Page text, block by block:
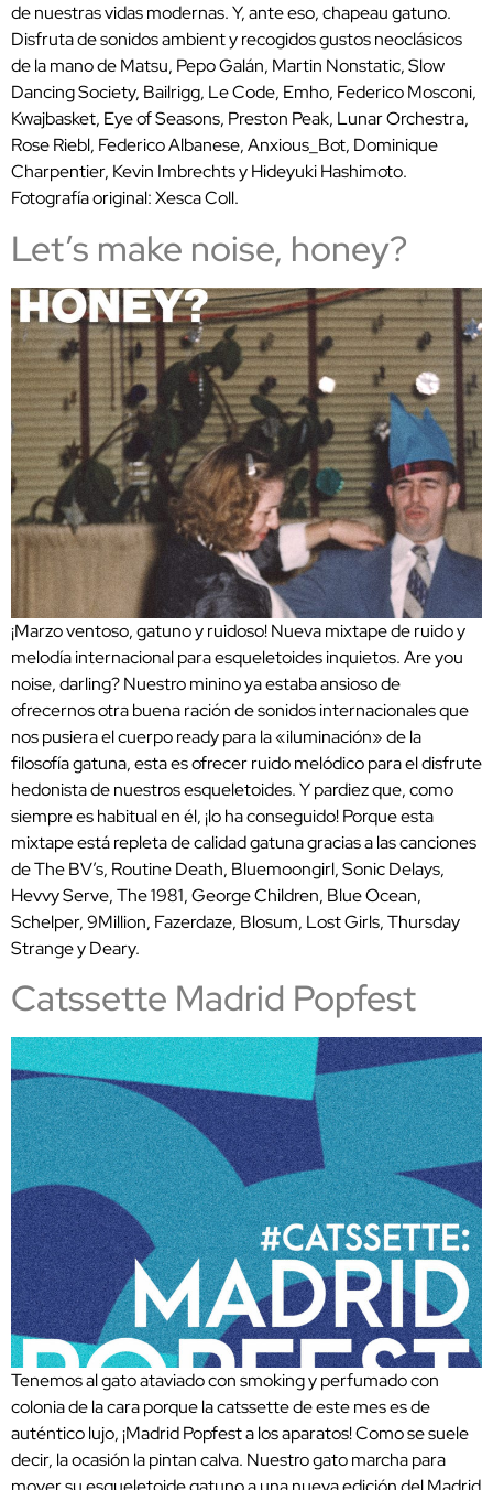
de nuestras vidas modernas. Y, ante eso, chapeau gatuno.
Disfruta de sonidos ambient y recogidos gustos neoclásicos
de la mano de Matsu, Pepo Galán, Martin Nonstatic, Slow
Dancing Society, Bailrigg, Le Code, Emho, Federico Mosconi,
Kwajbasket, Eye of Seasons, Preston Peak, Lunar Orchestra,
Rose Riebl, Federico Albanese, Anxious_Bot, Dominique
Charpentier, Kevin Imbrechts y Hideyuki Hashimoto.
Fotografía original: Xesca Coll.
Let’s make noise, honey?
¡Marzo ventoso, gatuno y ruidoso! Nueva mixtape de ruido y
melodía internacional para esqueletoides inquietos. Are you
noise, darling? Nuestro minino ya estaba ansioso de
ofrecernos otra buena ración de sonidos internacionales que
nos pusiera el cuerpo ready para la «iluminación» de la
filosofía gatuna, esta es ofrecer ruido melódico para el disfrute
hedonista de nuestros esqueletoides. Y pardiez que, como
siempre es habitual en él, ¡lo ha conseguido! Porque esta
mixtape está repleta de calidad gatuna gracias a las canciones
de The BV’s, Routine Death, Bluemoongirl, Sonic Delays,
Hevvy Serve, The 1981, George Children, Blue Ocean,
Schelper, 9Million, Fazerdaze, Blosum, Lost Girls, Thursday
Strange y Deary.
Catssette Madrid Popfest
Tenemos al gato ataviado con smoking y perfumado con
colonia de la cara porque la catssette de este mes es de
auténtico lujo, ¡Madrid Popfest a los aparatos! Como se suele
decir, la ocasión la pintan calva. Nuestro gato marcha para